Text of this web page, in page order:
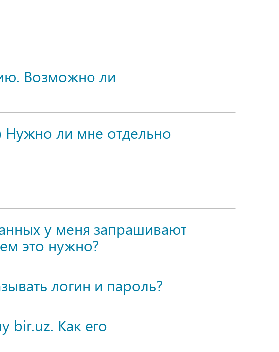
Возможно ли
Нужно ли мне отдельно
у меня запрашивают
это нужно?
логин и пароль?
bir.uz. Как его